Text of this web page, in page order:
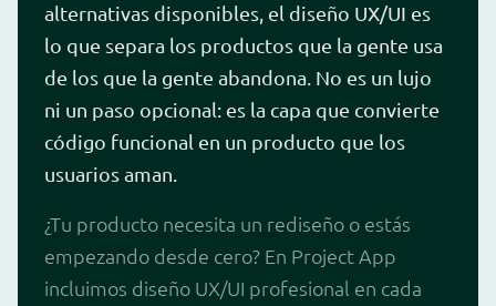
alternativas disponibles, el diseño UX/UI es
lo que separa los productos que la gente usa
de los que la gente abandona. No es un lujo
ni un paso opcional: es la capa que convierte
código funcional en un producto que los
usuarios aman.
¿Tu producto necesita un rediseño o estás
empezando desde cero? En Project App
incluimos diseño UX/UI profesional en cada